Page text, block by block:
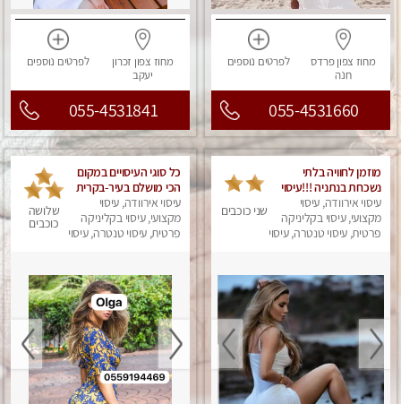
מחוז צפוןפרדס
חנה
לפרטים נוספים
055-4531660
מחוז צפון זכרון
יעקב
לפרטים נוספים
055-4531841
מוזמן לחוויה בלתי
נשכחת בנתניה !!!עיסוי
מפנק ביותר במקום פרטי
לחלוטין!
עיסוי אירוודה, עיסוי
מקצועי, עיסוי בקליניקה
פרטית, עיסוי טנטרה, עיסוי
שני כוכבים
כל סוגי העיסויים במקום
הכי מושלם בעיר-בקרית
ביאליק
עיסוי אירוודה, עיסוי
מקצועי, עיסוי בקליניקה
פרטית, עיסוי טנטרה, עיסוי
שלושה
כוכבים